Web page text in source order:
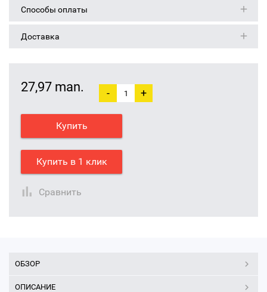
Способы оплаты
Доставка
27,97 man. - +
Купить
Купить в 1 клик
Сравнить
ОБЗОР
ОПИСАНИЕ